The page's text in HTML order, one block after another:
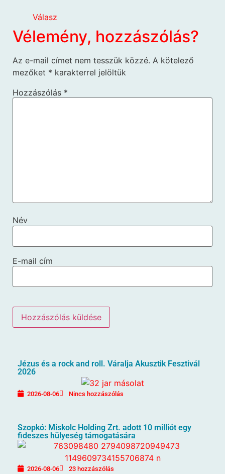
Válasz
Vélemény, hozzászólás?
Az e-mail címet nem tesszük közzé. A kötelező
mezőket * karakterrel jelöltük
Hozzászólás *
Név
E-mail cím
Jézus és a rock and roll. Váralja Akusztik Fesztivál
2026
2026-08-06 Nincs hozzászólás
Szopkó: Miskolc Holding Zrt. adott 10 milliót egy
fideszes hülyeség támogatására
2026-08-06 23 hozzászólás